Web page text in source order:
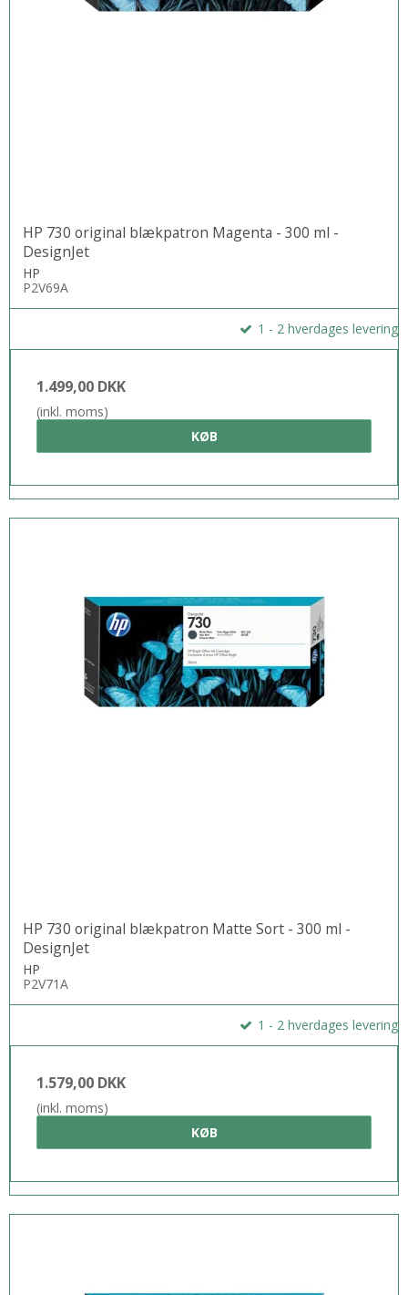
HP 730 original blækpatron Magenta - 300 ml -
DesignJet
HP
P2V69A
1 - 2 hverdages levering
1.499,00 DKK
(inkl. moms)
KØB
HP 730 original blækpatron Matte Sort - 300 ml -
DesignJet
HP
P2V71A
1 - 2 hverdages levering
1.579,00 DKK
(inkl. moms)
KØB